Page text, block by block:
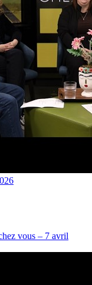
vous – 7 avril